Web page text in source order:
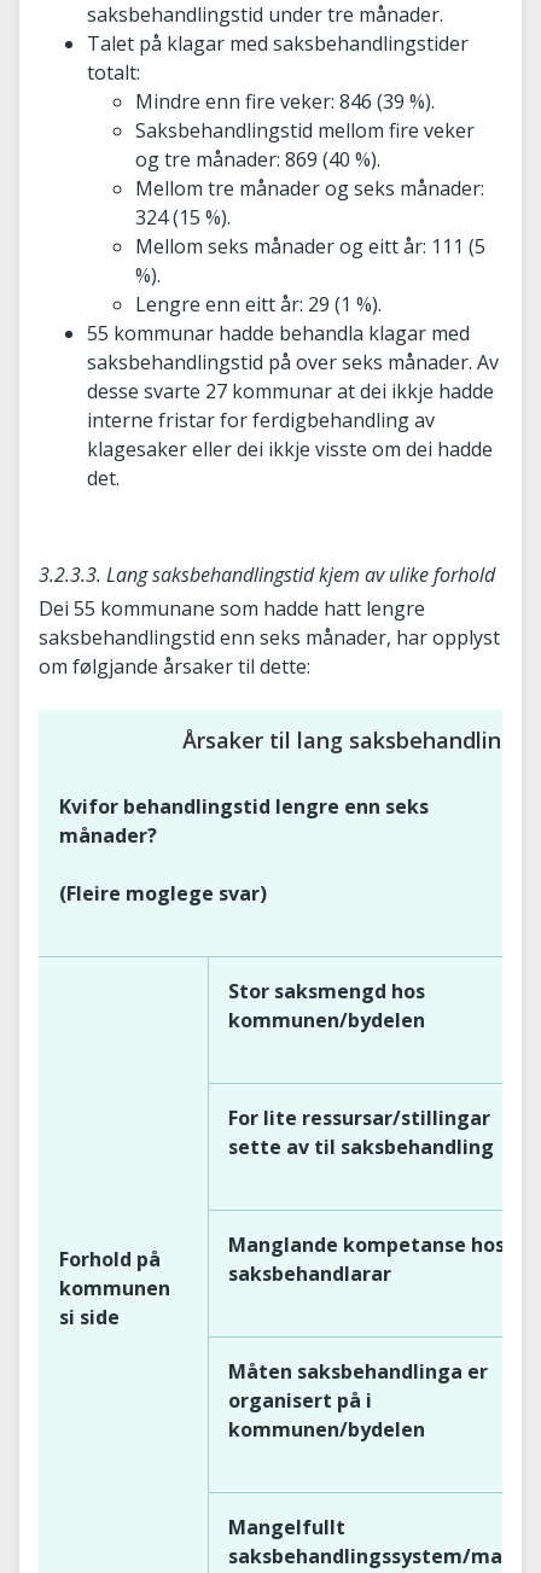
saksbehandlingstid under tre månader.
Talet på klagar med saksbehandlingstider
totalt:
Mindre enn fire veker: 846 (39 %).
Saksbehandlingstid mellom fire veker
og tre månader: 869 (40 %).
Mellom tre månader og seks månader:
324 (15 %).
Mellom seks månader og eitt år: 111 (5
%).
Lengre enn eitt år: 29 (1 %).
55 kommunar hadde behandla klagar med
saksbehandlingstid på over seks månader. Av
desse svarte 27 kommunar at dei ikkje hadde
interne fristar for ferdigbehandling av
klagesaker eller dei ikkje visste om dei hadde
det.
3.2.3.3. Lang saksbehandlingstid kjem av ulike forhold
Dei 55 kommunane som hadde hatt lengre
saksbehandlingstid enn seks månader, har opplyst
om følgjande årsaker til dette:
Årsaker til lang
Kvifor behandlingstid lengre enn seks
månader?
(Fleire moglege svar)
Forhold på
kommunen
si side
Stor saksmengd hos
kommunen/bydelen
For lite ressursar/stillingar
sette av til saksbehandling
Manglande kompetanse hos
saksbehandlarar
Måten saksbehandlinga er
organisert på i
kommunen/bydelen
Mangelfullt
saksbehandlingssystem/malar